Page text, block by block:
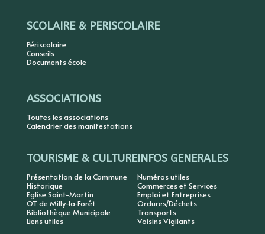
SCOLAIRE & PERISCOLAIRE
Périscolaire
Conseils
Documents école
ASSOCIATIONS
Toutes les associations
Calendrier des manifestations
TOURISME & CULTURE
Présentation de la Commune
Historique
Eglise Saint-Martin
OT de Milly-la-Forêt
Bibliothèque Municipale
Liens utiles
INFOS GENERALES
Numéros utiles
Commerces et Services
Emploi et Entreprises
Ordures/Déchets
Transports
Voisins Vigilants